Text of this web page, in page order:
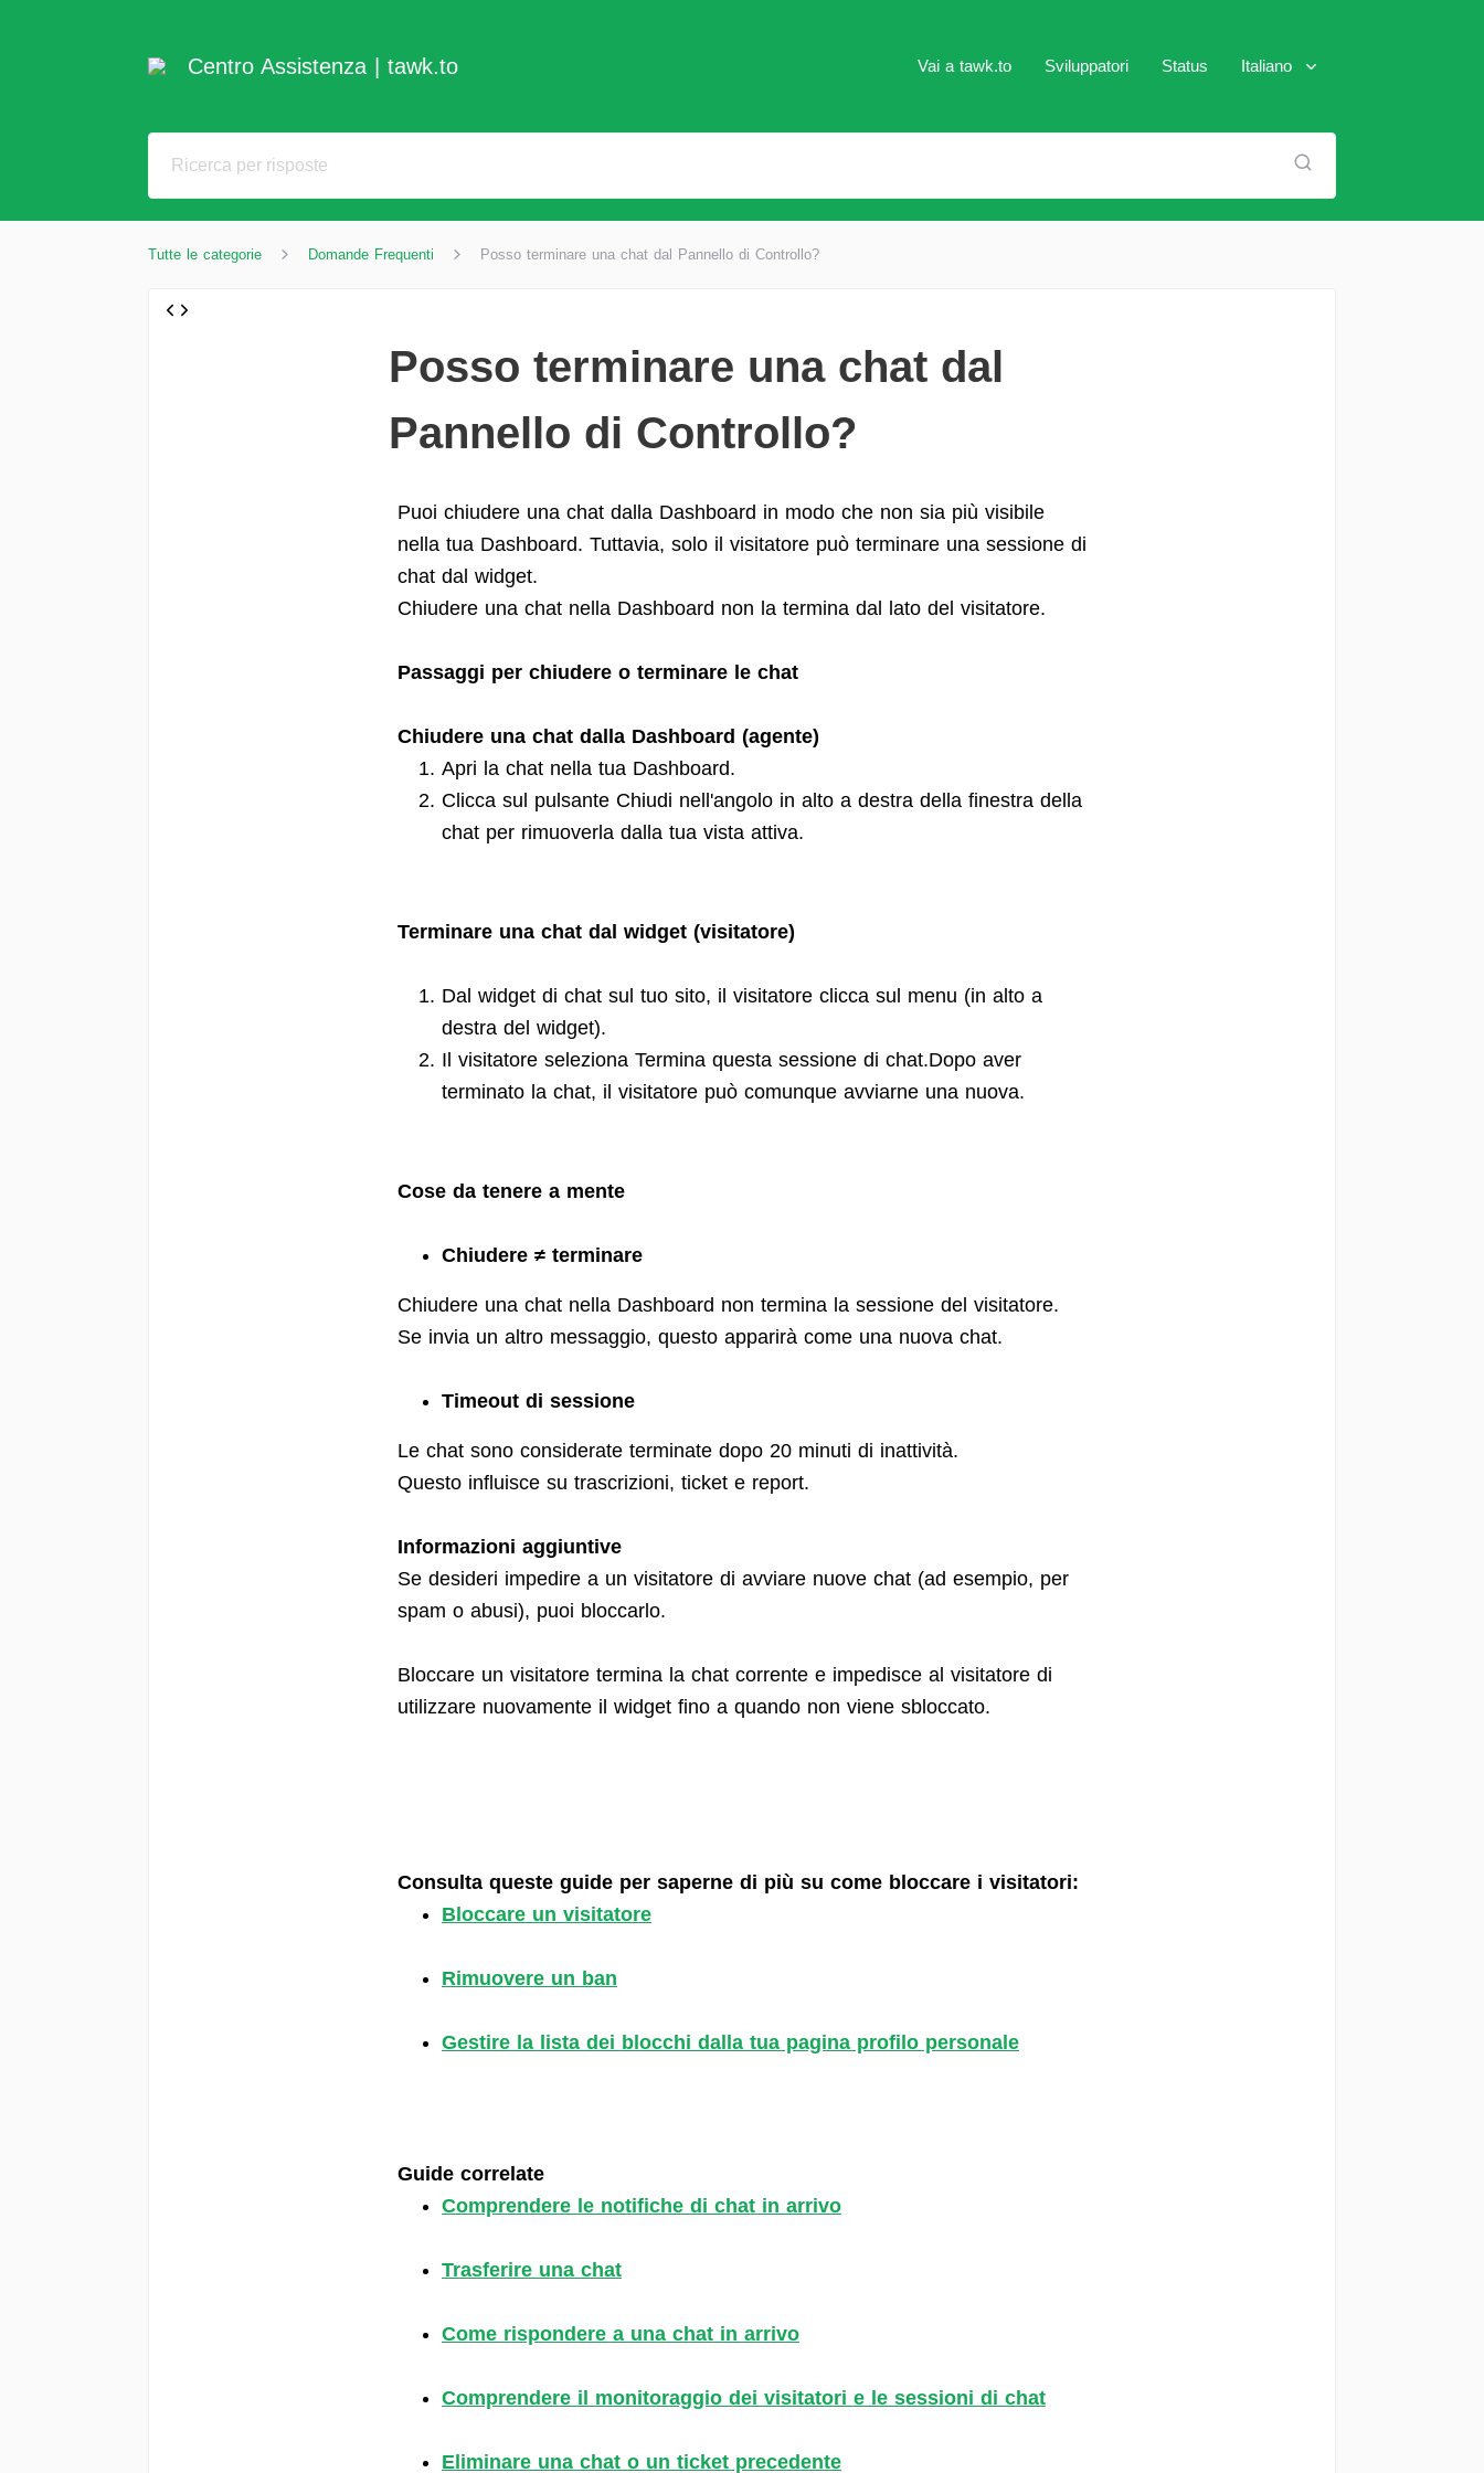
Centro Assistenza | tawk.to Vai a tawk.to Sviluppatori Status Italiano
العَرَبِية
Español
Tutte le categorie Domande Frequenti Posso terminare una chat dal Pannello di Controllo?
Posso terminare una chat dal
Pannello di Controllo?
Puoi chiudere una chat dalla Dashboard in modo che non sia più visibile
nella tua Dashboard. Tuttavia, solo il visitatore può terminare una sessione di
chat dal widget.
Chiudere una chat nella Dashboard non la termina dal lato del visitatore.
Passaggi per chiudere o terminare le chat
Chiudere una chat dalla Dashboard (agente)
Apri la chat nella tua Dashboard.
Clicca sul pulsante Chiudi nell'angolo in alto a destra della finestra della
chat per rimuoverla dalla tua vista attiva.
Terminare una chat dal widget (visitatore)
Dal widget di chat sul tuo sito, il visitatore clicca sul menu (in alto a
destra del widget).
Il visitatore seleziona Termina questa sessione di chat.Dopo aver
terminato la chat, il visitatore può comunque avviarne una nuova.
Cose da tenere a mente
Chiudere ≠ terminare
Chiudere una chat nella Dashboard non termina la sessione del visitatore.
Se invia un altro messaggio, questo apparirà come una nuova chat.
Timeout di sessione
Le chat sono considerate terminate dopo 20 minuti di inattività.
Questo influisce su trascrizioni, ticket e report.
Informazioni aggiuntive
Se desideri impedire a un visitatore di avviare nuove chat (ad esempio, per
spam o abusi), puoi bloccarlo.
Bloccare un visitatore termina la chat corrente e impedisce al visitatore di
utilizzare nuovamente il widget fino a quando non viene sbloccato.
Consulta queste guide per saperne di più su come bloccare i visitatori:
Bloccare un visitatore
Rimuovere un ban
Gestire la lista dei blocchi dalla tua pagina profilo personale
Guide correlate
Comprendere le notifiche di chat in arrivo
Trasferire una chat
Come rispondere a una chat in arrivo
Comprendere il monitoraggio dei visitatori e le sessioni di chat
Eliminare una chat o un ticket precedente